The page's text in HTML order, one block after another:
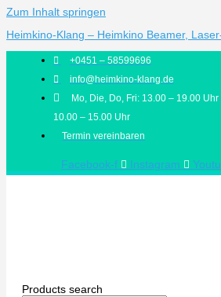
Zum Inhalt springen
Heimkino-Klang – Heimkino Beamer,
+0451 – 58599696
info@heimkino-klang.de
Mo, Die, Do, Fri: 13.00 – 19.00
10.00 – 15.00 Uhr
Termin vereinbaren
Facebook-f Instagram
Products search